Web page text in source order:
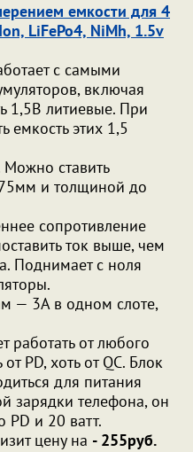
емкости для 4
LiFePo4, NiMh, 1.5v
с самыми
включая
1,5В литиевые. При
емкость этих 1,5
Можно ставить
и толщиной до
сопротивление
ток выше, чем
Поднимает с ноля
— 3А в одном слоте,
работать от любого
PD, хоть от QC. Блок
для питания
зарядки телефона, он
PD и 20 ватт.
цену на - 255руб.